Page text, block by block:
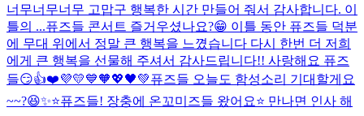
너무너무너무 고맙구 행복한 시간 만들어 줘서 감사합니다. 이
틀의 ...퓨즈들 콘서트 즐거우셨나요?😁 이틀 동안 퓨즈들 덕분
에 무대 위에서 정말 큰 행복을 느꼈습니다 다시 한번 더 저희
에게 큰 행복을 선물해 주셔서 감사드립니다!! 사랑해요 퓨즈
들😏👍❤️💜💛💙🧡💖🖤💚퓨즈들 오늘도 함성소리 기대할게요
~~?😆✨⭐️퓨즈들! 장충에 온꼬미즈들 왔어요⭐️ 만나면 인사 해